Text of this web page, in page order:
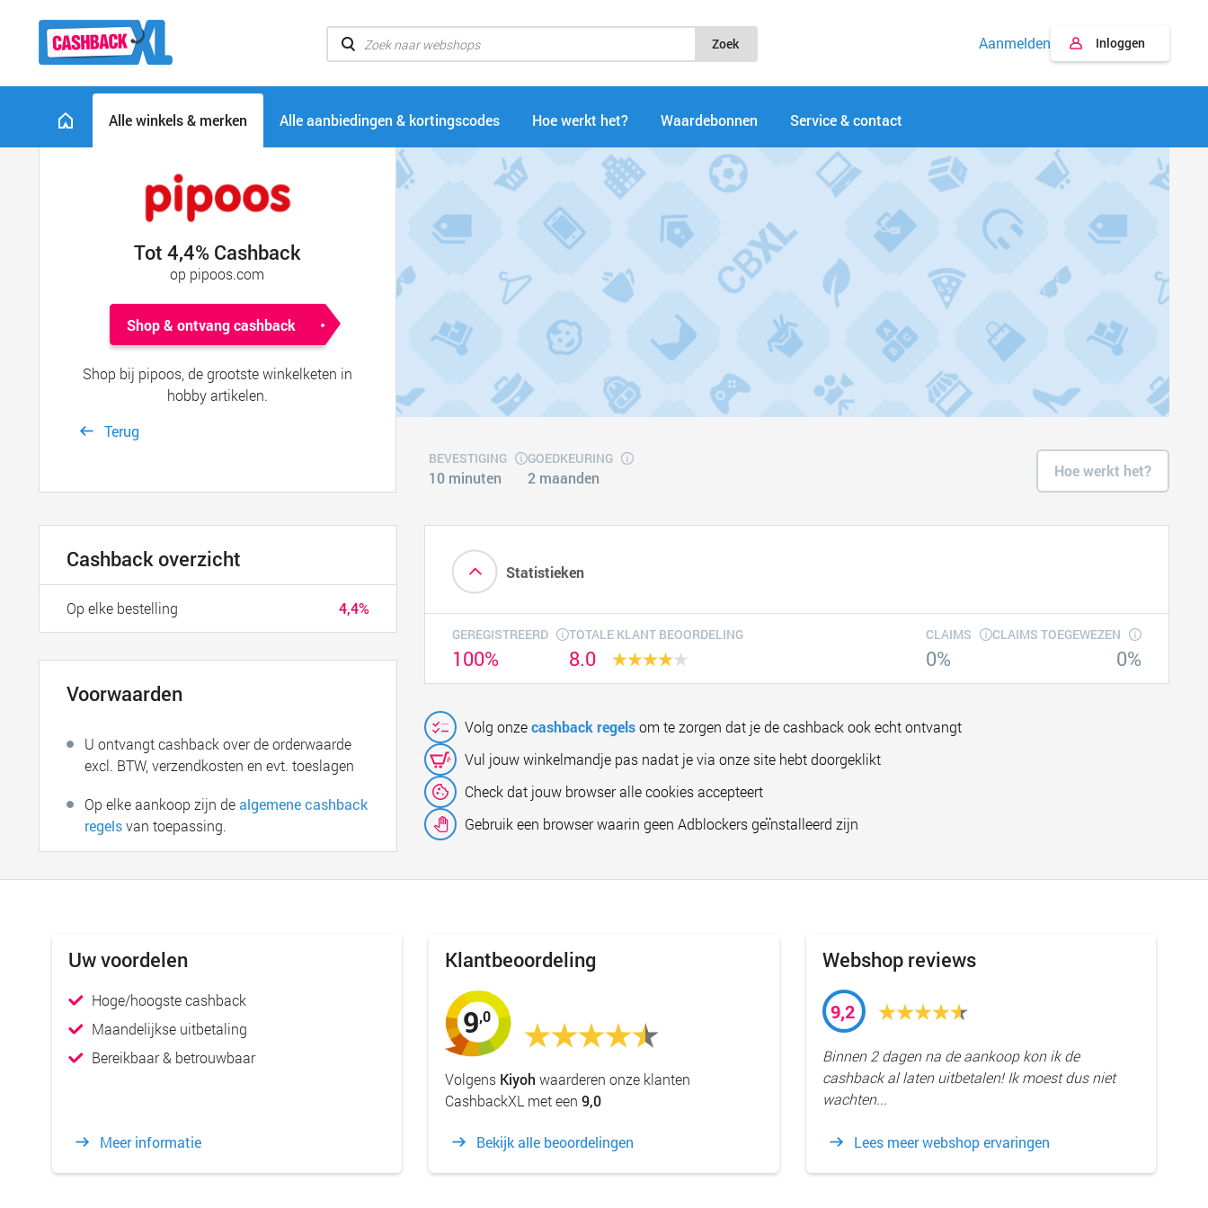
Zoek Aanmelden Inloggen
Alle winkels & merken Alle aanbiedingen & kortingscodes Hoe werkt het? Waardebonnen Service & contact
Tot 4,4% Cashback
op pipoos.com
Shop & ontvang cashback
Shop bij pipoos, de grootste winkelketen in
hobby artikelen.
Terug
BEVESTIGING
10 minuten
GOEDKEURING
2 maanden Hoe werkt het?
Statistieken
GEREGISTREERD
100%
TOTALE KLANT BEOORDELING
8.0
CLAIMS
0%
CLAIMS TOEGEWEZEN
0%
Volg onzecashback regelsom te zorgen dat je de cashback ook echt ontvangt
Vul jouw winkelmandje pas nadat je via onze site hebt doorgeklikt
Check dat jouw browser alle cookies accepteert
Gebruik een browser waarin geen Adblockers geïnstalleerd zijn
Cashback overzicht
4,4%
Op elke bestelling
Voorwaarden
U ontvangt cashback over de orderwaarde
excl. BTW, verzendkosten en evt. toeslagen
Op elke aankoop zijn dealgemene cashback
regelsvan toepassing.
Uw voordelen
Hoge/hoogste cashback
Maandelijkse uitbetaling
Bereikbaar & betrouwbaar
Meer informatie
Klantbeoordeling
9,0
Volgens Kiyoh waarderen onze klanten
CashbackXL met een9,0
Bekijk alle beoordelingen
Webshop reviews
9,2
Binnen 2 dagen na de aankoop kon ik de
cashback al laten uitbetalen! Ik moest dus niet
wachten...
Lees meer webshop ervaringen